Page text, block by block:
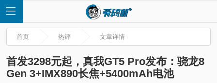
首页 热评 文章详情
首发3298元起，真我GT5 Pro发布：骁龙8
Gen 3+IMX890长焦+5400mAh电池